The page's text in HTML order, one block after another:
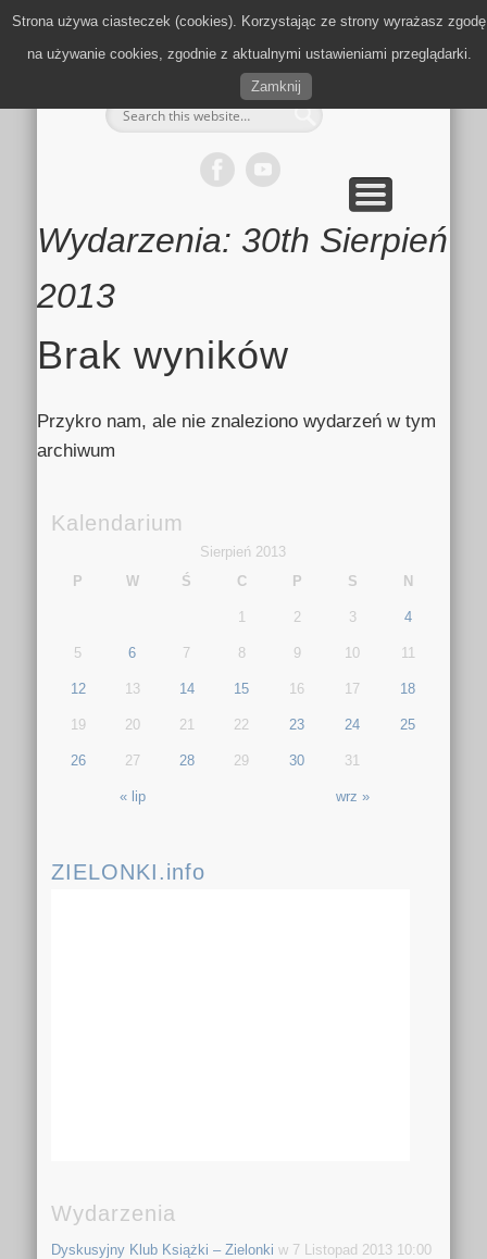
Zielonki.info
KALENDARZ
KULTURA
SPORT
MULTIMEDIA
MIEJSCA
KONTAKT
Wydarzenia: 30th Sierpień
2013
Brak wyników
Przykro nam, ale nie znaleziono wydarzeń w tym
archiwum
Kalendarium
Sierpień 2013
P
W Ś C P S N
« lip wrz »
1 2 3 4
5 6 7 8 9 10 11
12 13 14 15 16 17 18
19 20 21 22 23 24 25
26 27 28 29 30 31
ZIELONKI.info
Wydarzenia
Dyskusyjny Klub Książki – Zielonki w 7 Listopad 2013 10:00
Strona używa ciasteczek (cookies). Korzystając ze strony wyrażasz zgodę
na używanie cookies, zgodnie z aktualnymi ustawieniami przeglądarki.
Zamknij